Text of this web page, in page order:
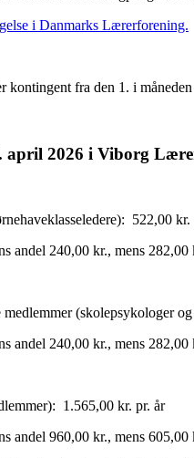
i Danmarks Lærerforening.
kontingent fra den 1. i
april 2026 i Viborg
522,00 kr.
andel 240,00 kr., mens
(skolepsykologer
andel 240,00 kr., mens
1.565,00 kr. pr. år
andel 960,00 kr., mens